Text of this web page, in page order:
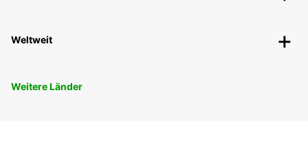
Weltweit
Weitere Länder